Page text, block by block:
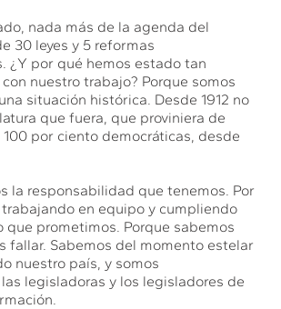
nada más de la agenda del
30 leyes y 5 reformas
¿Y por qué hemos estado tan
nuestro trabajo? Porque somos
situación histórica. Desde 1912 no
que fuera, que proviniera de
100 por ciento democráticas, desde
la responsabilidad que tenemos. Por
trabajando en equipo y cumpliendo
que prometimos. Porque sabemos
fallar. Sabemos del momento estelar
nuestro país, y somos
legisladoras y los legisladores de